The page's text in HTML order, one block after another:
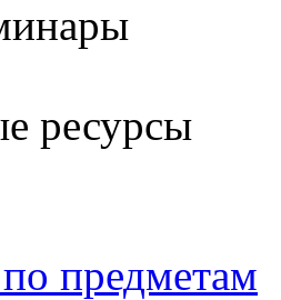
ресурсы
предметам